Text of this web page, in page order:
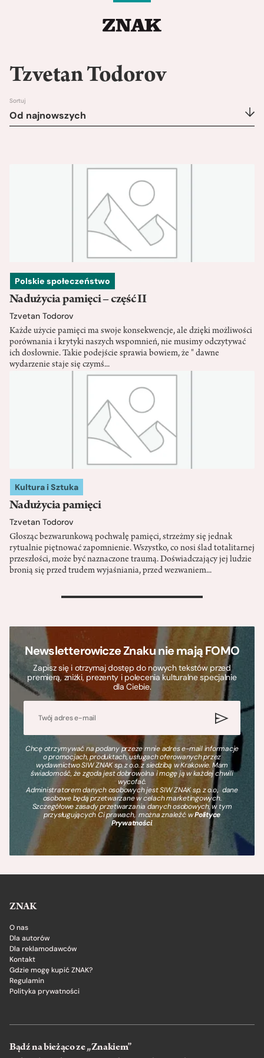
Tzvetan Todorov
Sortuj
Od najnowszych
Polskie społeczeństwo
Nadużycia pamięci – część II
Tzvetan Todorov
Każde użycie pamięci ma swoje konsekwencje, ale dzięki możliwości
porównania i krytyki naszych wspomnień, nie musimy odczytywać
ich dosłownie. Takie podejście sprawia bowiem, że " dawne
wydarzenie staje się czymś...
Kultura i Sztuka
Nadużycia pamięci
Tzvetan Todorov
Głosząc bezwarunkową pochwałę pamięci, strzeżmy się jednak
rytualnie piętnować zapomnienie. Wszystko, co nosi ślad totalitarnej
przeszłości, może być naznaczone traumą. Doświadczający jej ludzie
bronią się przed trudem wyjaśniania, przed wezwaniem...
>
Newsletterowicze Znaku nie mają FOMO
Zapisz się i otrzymaj dostęp do nowych tekstów przed
premierą, zniżki, prezenty i polecenia kulturalne specjalnie
dla Ciebie.
Chcę otrzymywać na podany przeze mnie adres e-mail informacje
o promocjach, produktach, usługach oferowanych przez
wydawnictwo SIW ZNAK sp. z o.o. z siedzibą w Krakowie. Mam
świadomość, że zgoda jest dobrowolna i mogę ją w każdej chwili
wycofać.
Administratorem danych osobowych jest SIW ZNAK sp. z o.o., dane
osobowe będą przetwarzane w celach marketingowych.
Szczegółowe zasady przetwarzania danych osobowych, w tym
przysługujących Ci prawach, można znaleźć wPolityce
Prywatności.
ZNAK
O nas
Dla autorów
Dla reklamodawców
Kontakt
Gdzie mogę kupić ZNAK?
Regulamin
Polityka prywatności
Bądź na bieżąco ze „Znakiem”